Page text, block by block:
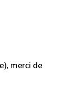
merci de